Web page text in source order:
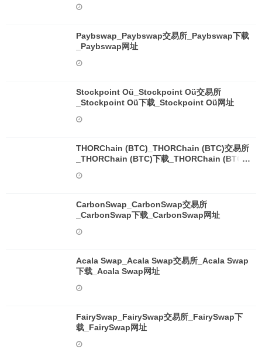
Paybswap_Paybswap交易所_Paybswap下载
_Paybswap网址
Stockpoint Oü_Stockpoint Oü交易所
_Stockpoint Oü下载_Stockpoint Oü网址
THORChain (BTC)_THORChain (BTC)交易所
_THORChain (BTC)下载_THORChain (BTC)
CarbonSwap_CarbonSwap交易所
_CarbonSwap下载_CarbonSwap网址
Acala Swap_Acala Swap交易所_Acala Swap
下载_Acala Swap网址
FairySwap_FairySwap交易所_FairySwap下
载_FairySwap网址